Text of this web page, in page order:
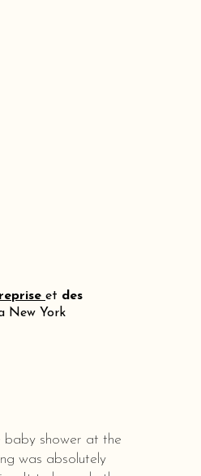
et des
New York
baby shower at the
was absolutely